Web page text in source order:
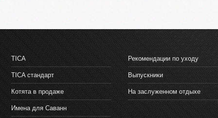
TICA
TICA стандарт
Котята в продаже
Имена для Саванн
Рекомендации по уходу
Выпускники
На заслуженном отдыхе